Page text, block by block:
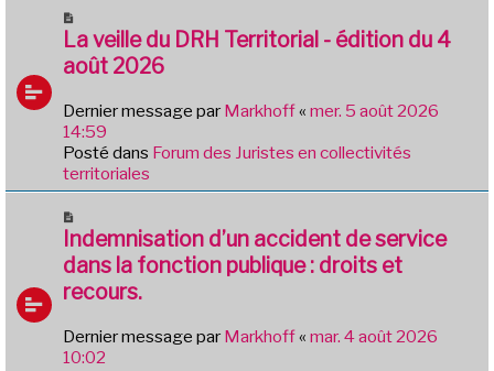
e
s
s
g
e
o
u
v
a
u
m
e
a
g
e
La veille du DRH Territorial - édition du 4
août 2026
Dernier message par Markhoff« mer. 5 août 2026
14:59
Posté dans Forum des Juristes en collectivités
territoriales
o
u
v
e
u
m
Indemnisation d’un accident de service
dans la fonction publique : droits et
recours.
Dernier message par Markhoff« mar. 4 août 2026
10:02